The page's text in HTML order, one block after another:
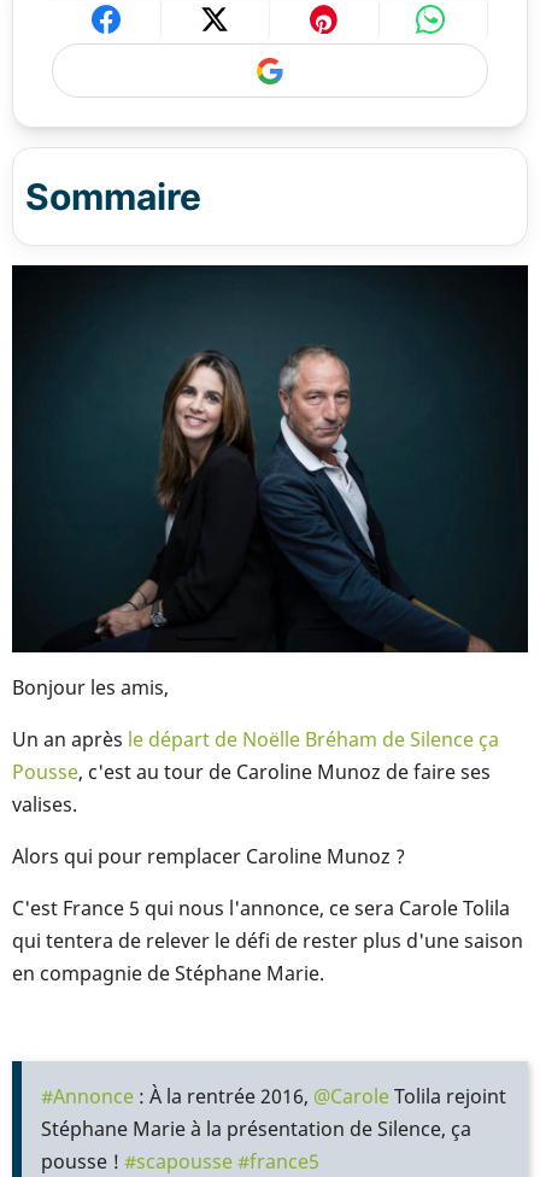
Sommaire
Bonjour les amis,
Un an après le départ de Noëlle Bréham de Silence ça
Pousse, c'est au tour de Caroline Munoz de faire ses
valises.
Alors qui pour remplacer Caroline Munoz ?
C'est France 5 qui nous l'annonce, ce sera Carole Tolila
qui tentera de relever le défi de rester plus d'une saison
en compagnie de Stéphane Marie.
#Annonce : À la rentrée 2016, @CaroleTolila rejoint
Stéphane Marie à la présentation de Silence, ça
pousse ! #scapousse#france5